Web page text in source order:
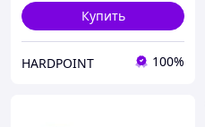
Купить
HARDPOINT 100%